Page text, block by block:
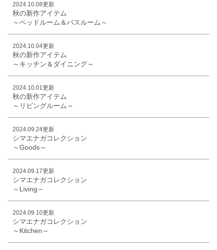
2024.10.08更新
秋の新作アイテム
～ベッドルーム＆バスルーム～
2024.10.04更新
秋の新作アイテム
～キッチン＆ダイニング～
2024.10.01更新
秋の新作アイテム
～リビングルーム～
2024.09.24更新
シマエナガコレクション
～Goods～
2024.09.17更新
シマエナガコレクション
～Living～
2024.09.10更新
シマエナガコレクション
～Kitchen～